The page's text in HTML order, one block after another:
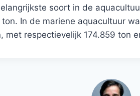
soort in de
In de mariene aquacultuur
met respectievelijk 174.859 ton